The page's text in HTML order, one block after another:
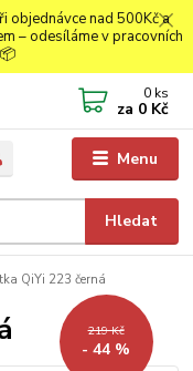
objednávce nad 500Kč a
– odesíláme v pracovních
Menu
Hledat
0 ks
za 0 Kč
QiYi 223 černá
219 Kč
- 44 %